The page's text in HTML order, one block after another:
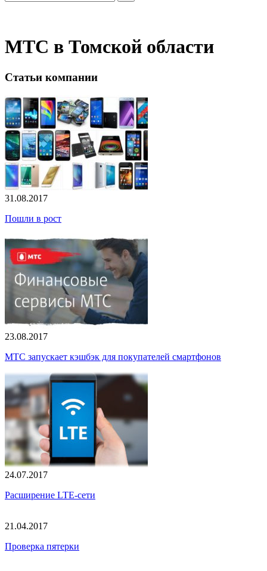
МТС в Томской области
Статьи компании
31.08.2017
Пошли в рост
23.08.2017
МТС запускает кэшбэк для покупателей смартфонов
24.07.2017
Расширение LTE-сети
21.04.2017
Проверка пятерки